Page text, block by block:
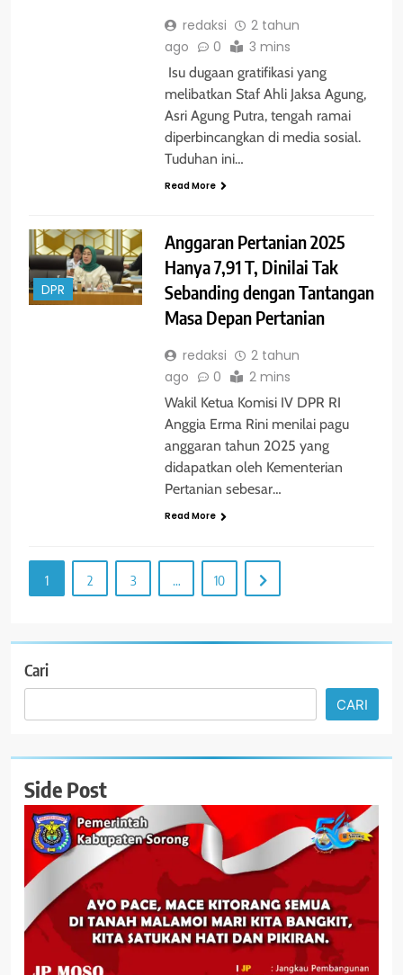
redaksi
2 tahun
ago
0 3 mins
Isu dugaan gratifikasi yang
melibatkan Staf Ahli Jaksa Agung,
Asri Agung Putra, tengah ramai
diperbincangkan di media sosial.
Tuduhan ini…
Read More
DPR
Anggaran Pertanian 2025
Hanya 7,91 T, Dinilai Tak
Sebanding dengan Tantangan
Masa Depan Pertanian
redaksi
2 tahun
ago
0 2 mins
Wakil Ketua Komisi IV DPR RI
Anggia Erma Rini menilai pagu
anggaran tahun 2025 yang
didapatkan oleh Kementerian
Pertanian sebesar…
Read More
1 2 3 … 10
Cari
CARI
Side Post